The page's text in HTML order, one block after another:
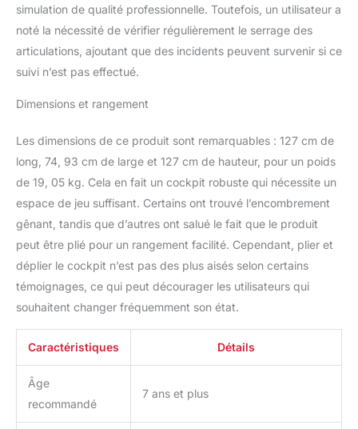
simulation de qualité professionnelle. Toutefois, un utilisateur a
noté la nécessité de vérifier régulièrement le serrage des
articulations, ajoutant que des incidents peuvent survenir si ce
suivi n’est pas effectué.
Dimensions et rangement
Les dimensions de ce produit sont remarquables : 127 cm de
long, 74, 93 cm de large et 127 cm de hauteur, pour un poids
de 19, 05 kg. Cela en fait un cockpit robuste qui nécessite un
espace de jeu suffisant. Certains ont trouvé l’encombrement
gênant, tandis que d’autres ont salué le fait que le produit
peut être plié pour un rangement facilité. Cependant, plier et
déplier le cockpit n’est pas des plus aisés selon certains
témoignages, ce qui peut décourager les utilisateurs qui
souhaitent changer fréquemment son état.
Caractéristiques Détails
Âge
recommandé
7 ans et plus